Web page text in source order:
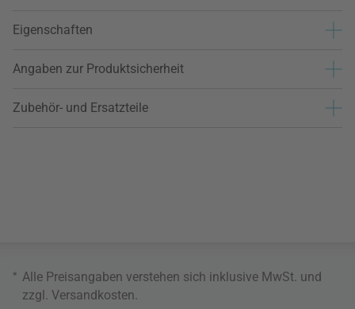
Eigenschaften
Angaben zur Produktsicherheit
Zubehör- und Ersatzteile
* Alle Preisangaben verstehen sich inklusive MwSt. und
zzgl. Versandkosten